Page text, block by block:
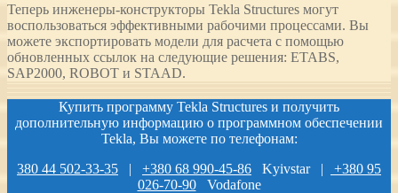
Теперь инженеры-конструкторы Tekla Structures могут
воспользоваться эффективными рабочими процессами. Вы
можете экспортировать модели для расчета с помощью
обновленных ссылок на следующие решения: ETABS,
SAP2000, ROBOT и STAAD.
Купить программу Tekla Structures и получить
дополнительную информацию о программном обеспечении
Tekla, Вы можете по телефонам:
380 44 502-33-35 | +380 68 990-45-86 Kyivstar |
+380 95
026-70-90Vodafone